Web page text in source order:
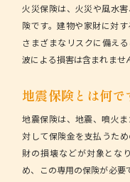
火災保険は、火災や風水
険です。建物や家財に対
さまざまなリスクに備え
波による損害は含まれませ
地震保険とは何で
地震保険は、地震、噴火
対して保険金を支払うた
財の損壊などが対象とな
め、この専用の保険が必要